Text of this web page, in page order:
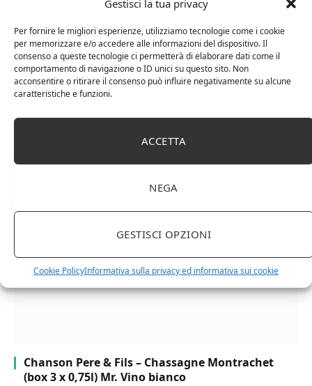
Gestisci la tua privacy
Per fornire le migliori esperienze, utilizziamo tecnologie come i cookie
per memorizzare e/o accedere alle informazioni del dispositivo. Il
consenso a queste tecnologie ci permetterà di elaborare dati come il
comportamento di navigazione o ID unici su questo sito. Non
acconsentire o ritirare il consenso può influire negativamente su alcune
caratteristiche e funzioni.
ACCETTA
NEGA
GESTISCI OPZIONI
Cookie PolicyInformativa sulla privacy ed informativa sui cookie
Bottiglia Numerata, Produzione Limitata, 750 Ml
Chanson Pere & Fils – Chassagne Montrachet
(box 3 x 0,75l) Mr. Vino bianco